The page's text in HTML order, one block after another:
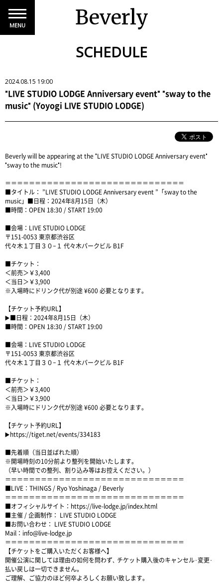
Beverly
MENU
SCHEDULE
2024.08.15 19:00
"LIVE STUDIO LODGE Anniversary event" "sway to the
music" (Yoyogi LIVE STUDIO LODGE)
Beverly will be appearing at the "LIVE STUDIO LODGE Anniversary event"
"sway to the music"!
＝＝＝＝＝＝＝＝＝＝＝＝＝＝＝＝＝＝＝＝＝＝＝＝＝＝＝＝＝＝
■タイトル： ”LIVE STUDIO LODGE Anniversary event ”「sway to the
music」■日程：2024年8月15日（木）
■時間：OPEN 18:30 / START 19:00
■会場：LIVE STUDIO LODGE
〒151-0053 東京都渋谷区
代々木１丁目３０−１ 代々木パークビル B1F
■チケット：
＜前売＞￥3,400
＜当日＞￥3,900
※入場時にドリンク代が別途 ¥600 必要となります。
【チケット予約URL】
▶️■日程：2024年8月15日（木）
■時間：OPEN 18:30 / START 19:00
■会場：LIVE STUDIO LODGE
〒151-0053 東京都渋谷区
代々木１丁目３０−１ 代々木パークビル B1F
■チケット：
＜前売＞￥3,400
＜当日＞￥3,900
※入場時にドリンク代が別途 ¥600 必要となります。
【チケット予約URL】
▶️https://tiget.net/events/334183
■先着順（当日並ばれた順）
※開場時刻の10分前より整列を開始いたします。
（早い時間での整列、割り込み等はお控えください。）
＝＝＝＝＝＝＝＝＝＝＝＝＝＝＝＝＝＝＝＝＝＝＝＝＝＝＝＝＝＝
■LIVE：THINGS / Ryo Yoshinaga / Beverly
＝＝＝＝＝＝＝＝＝＝＝＝＝＝＝＝＝＝＝＝＝＝＝＝＝＝＝＝＝＝
■オフィシャルサイト： https://live-lodge.jp/index.html
■主催 / 企画制作： LIVE STUDIO LODGE
■お問い合わせ： LIVE STUDIO LODGE
Mail： info@live-lodge.jp
＝＝＝＝＝＝＝＝＝＝＝＝＝＝＝＝＝＝＝＝＝＝＝＝＝＝＝＝＝＝
【チケットをご購入いただくお客様へ】
開催公演に関しては理由の如何を問わず､ チケット購入後のキャンセル･変更･
払い戻しは一切できません。
ご理解、ご協力のほど何卒よろしくお願い致します。